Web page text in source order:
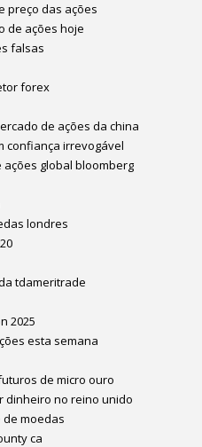
preço das ações
de ações hoje
falsas
forex
de ações da china
confiança irrevogável
global bloomberg
londres
tdameritrade
2025
esta semana
de micro ouro
dinheiro no reino unido
moedas
ca